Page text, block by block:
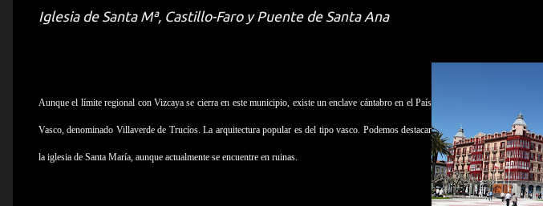
Iglesia de Santa Mª, Castillo-Faro y Puente de Santa Ana
Aunque el límite regional con Vizcaya se cierra en este municipio, existe un enclave cántabro en el País
Vasco, denominado Villaverde de Trucíos. La arquitectura popular es del tipo vasco. Podemos destacar
la iglesia de Santa María, aunque actualmente se encuentre en ruinas.